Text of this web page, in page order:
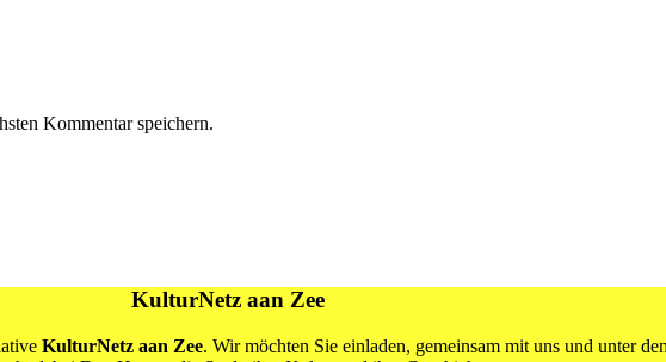
Kommentar speichern.
KulturNetz aan Zee
KulturNetz aan Zee. Wir möchten Sie einladen, gemeinsam mit uns und unter